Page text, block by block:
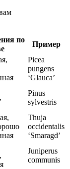
по
Пример
Picea
pungens
‘Glauca’
Pinus
sylvestris
Thuja
occidentalis
‘Smaragd’
Juniperus
communis